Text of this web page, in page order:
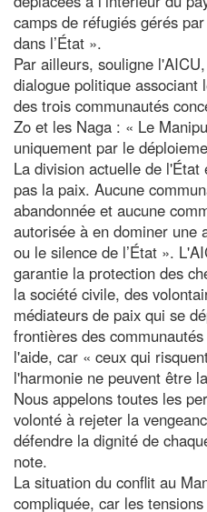
camps de réfugiés gérés
dans l’État ».
Par ailleurs, souligne
dialogue politique
des trois communautés
Zo et les Naga : « Le
uniquement par le
La division actuelle de
pas la paix. Aucune
abandonnée et aucune
autorisée à en dominer une
ou le silence de l’État ».
garantie la protection des
la société civile, des
médiateurs de paix qui se
frontières des
l'aide, car « ceux qui
l'harmonie ne peuvent être
Nous appelons toutes les
volonté à rejeter la
défendre la dignité de
note.
La situation du conflit au
compliquée, car les